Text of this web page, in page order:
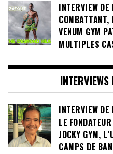
INTERVIEW
VENUM GYM
MULTIPLES
INTERVIEW
LE
JOCKY GYM,
CAMPS DE